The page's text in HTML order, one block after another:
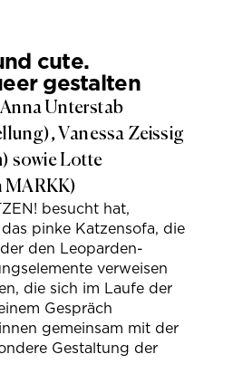
cute.
gestalten
Unterstab
Vanessa Zeissig
sowie Lotte
besucht hat,
pinke Katzensofa, die
den Leoparden-
verweisen
die sich im Laufe der
Gespräch
gemeinsam mit der
Gestaltung der